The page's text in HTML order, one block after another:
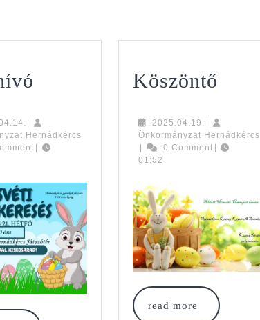
2025.04.14.
Hernádkércs
Köszöntő
2025.04.19. 2025.04.19.
Önkormányzat Hernádkércs
Önkormányzat
Hernádkércs
0 Comment
01:52
read more
read